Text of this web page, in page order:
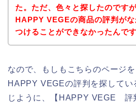
た。ただ、色々と探したのですが
HAPPY VEGEの商品の評判が
つけることができなかったんです
なので、もしもこちらのページを
HAPPY VEGEの評判を探してい
じように、【HAPPY VEGE 評